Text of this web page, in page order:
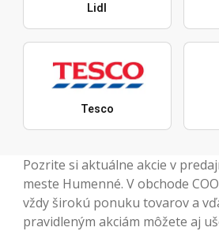
Lidl
Tesco
Pozrite si aktuálne akcie v
meste Humenné. V obchode
vždy širokú ponuku tovarov a
pravidleným akciám môžete aj